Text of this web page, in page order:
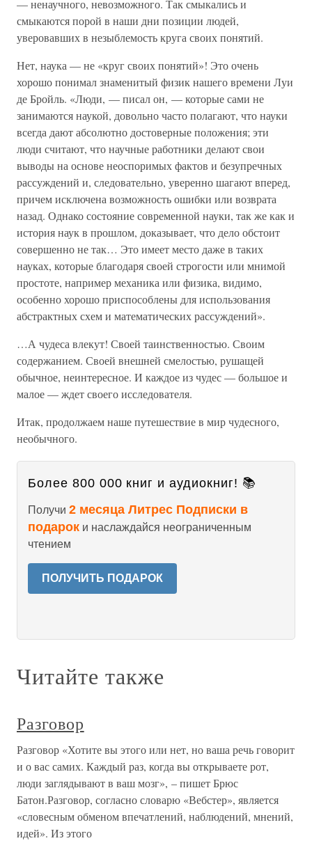
— ненаучного, невозможного. Так смыкались и
смыкаются порой в наши дни позиции людей,
уверовавших в незыблемость круга своих понятий.
Нет, наука — не «круг своих понятий»! Это очень
хорошо понимал знаменитый физик нашего времени Луи
де Бройль. «Люди, — писал он, — которые сами не
занимаются наукой, довольно часто полагают, что науки
всегда дают абсолютно достоверные положения; эти
люди считают, что научные работники делают свои
выводы на основе неоспоримых фактов и безупречных
рассуждений и, следовательно, уверенно шагают вперед,
причем исключена возможность ошибки или возврата
назад. Однако состояние современной науки, так же как и
история наук в прошлом, доказывает, что дело обстоит
совершенно не так… Это имеет место даже в таких
науках, которые благодаря своей строгости или мнимой
простоте, например механика или физика, видимо,
особенно хорошо приспособлены для использования
абстрактных схем и математических рассуждений».
…А чудеса влекут! Своей таинственностью. Своим
содержанием. Своей внешней смелостью, рушащей
обычное, неинтересное. И каждое из чудес — большое и
малое — ждет своего исследователя.
Итак, продолжаем наше путешествие в мир чудесного,
необычного.
Более 800 000 книг и аудиокниг! 📚
Получи 2 месяца Литрес Подписки в
подарок и наслаждайся неограниченным
чтением
ПОЛУЧИТЬ ПОДАРОК
Читайте также
Разговор
Разговор «Хотите вы этого или нет, но ваша речь говорит
и о вас самих. Каждый раз, когда вы открываете рот,
люди заглядывают в ваш мозг», – пишет Брюс
Батон.Разговор, согласно словарю «Вебстер», является
«словесным обменом впечатлений, наблюдений, мнений,
идей». Из этого